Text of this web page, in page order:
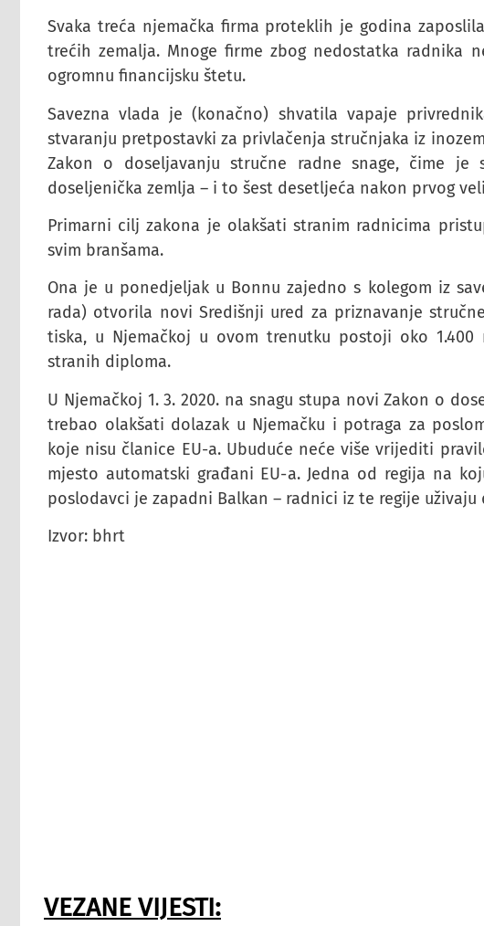
Svaka treća njemačka firma proteklih je godina
trećih zemalja. Mnoge firme zbog nedostatka radnika
ogromnu financijsku štetu.
Savezna vlada je (konačno) shvatila vapaje
stvaranju pretpostavki za privlačenja stručnjaka iz
Zakon o doseljavanju stručne radne snage, čime je
doseljenička zemlja – i to šest desetljeća nakon prvog
Primarni cilj zakona je olakšati stranim radnicima
svim branšama.
Ona je u ponedjeljak u Bonnu zajedno s kolegom iz
rada) otvorila novi Središnji ured za priznavanje
tiska, u Njemačkoj u ovom trenutku postoji oko
stranih diploma.
U Njemačkoj 1. 3. 2020. na snagu stupa novi Zakon o
trebao olakšati dolazak u Njemačku i potraga za
koje nisu članice EU-a. Ubuduće neće više vrijediti
mjesto automatski građani EU-a. Jedna od regija na
poslodavci je zapadni Balkan – radnici iz te regije
Izvor: bhrt
VEZANE VIJESTI: